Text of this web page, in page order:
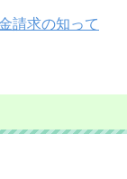
請求の知って